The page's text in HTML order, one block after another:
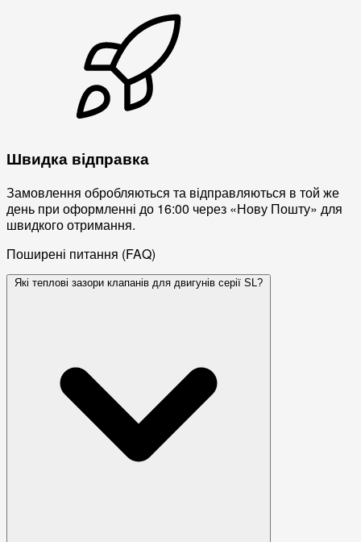
Швидка відправка
Замовлення обробляються та відправляються в той же
день при оформленні до 16:00 через «Нову Пошту» для
швидкого отримання.
Поширені питання (FAQ)
Які теплові зазори клапанів для двигунів серії SL?